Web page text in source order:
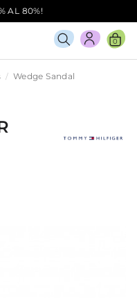
AL 80%!
0
Wedge Sandal